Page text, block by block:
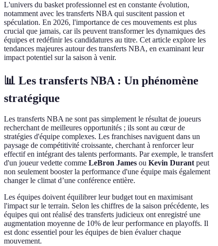
L'univers du basket professionnel est en constante évolution,
notamment avec les transferts NBA qui suscitent passion et
spéculation. En 2026, l'importance de ces mouvements est plus
crucial que jamais, car ils peuvent transformer les dynamiques des
équipes et redéfinir les candidatures au titre. Cet article explore les
tendances majeures autour des transferts NBA, en examinant leur
impact potentiel sur la saison à venir.
📊 Les transferts NBA : Un phénomène
stratégique
Les transferts NBA ne sont pas simplement le résultat de joueurs
recherchant de meilleures opportunités ; ils sont au cœur de
stratégies d'équipe complexes. Les franchises naviguent dans un
paysage de compétitivité croissante, cherchant à renforcer leur
effectif en intégrant des talents performants. Par exemple, le transfert
d'un joueur vedette comme LeBron James ou Kevin Durant peut
non seulement booster la performance d'une équipe mais également
changer le climat d’une conférence entière.
Les équipes doivent équilibrer leur budget tout en maximisant
l'impact sur le terrain. Selon les chiffres de la saison précédente, les
équipes qui ont réalisé des transferts judicieux ont enregistré une
augmentation moyenne de 10% de leur performance en playoffs. Il
est donc essentiel pour les équipes de bien évaluer chaque
mouvement.